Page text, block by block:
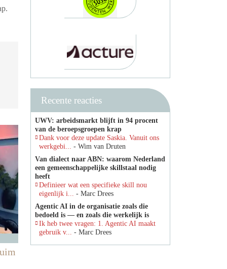
Recente reacties
UWV: arbeidsmarkt blijft in 94 procent
van de beroepsgroepen krap
Dank voor deze update Saskia. Vanuit ons
werkgebi... - Wim van Druten
Van dialect naar ABN: waarom Nederland
een gemeenschappelijke skillstaal nodig
heeft
Definieer wat een specifieke skill nou
eigenlijk i... - Marc Drees
Agentic AI in de organisatie zoals die
bedoeld is — en zoals die werkelijk is
Ik heb twee vragen: 1. Agentic AI maakt
gebruik v... - Marc Drees